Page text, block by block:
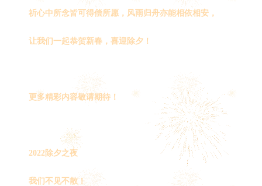
祈心中所念皆可得偿所愿，风雨归舟亦能相依相安，
让我们一起恭贺新春，喜迎除夕！
更多精彩内容敬请期待！
2022除夕之夜
我们不见不散！